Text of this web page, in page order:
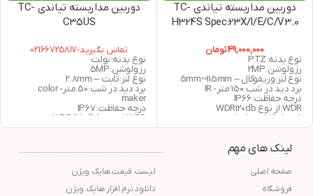
دوربین مداربسته تیاندی TC-
H324S Spec:23X/I/E/C/V3.0
49,000,000تومان
نوع بدنه: PTZ
رزولوشن: 2MP
نوع لنز: وریفوکال – 5mm~115mm
برد دید در شب: 150 متر- IR
درجه حفاظت: IP66
WDR: از نوع WDR120db
36 ماه گارانتی اصلی
دوربین مداربسته تیاندی TC-
C35US
.0
تماس بگیرید-02166725817
نوع بدنه: بولت
رزولوشن: 5MP
نوع لنز: ثابت – 2.8mm
برد دید در شب: 50 متر- color
maker
درجه حفاظت: IP67
WDR: از نوع WDR(120db)
36 ماه گارانتی اصلی
لینک های مهم
صفحه اصلی
فروشگاه
لیست قیمت هایک ویژن
دانلود نرم افزار هایک ویژن